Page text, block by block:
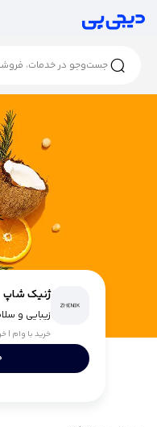
ژنیک شاپ
زیبایی و
خرید با وام |